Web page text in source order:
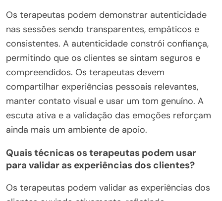
Os terapeutas podem demonstrar autenticidade
nas sessões sendo transparentes, empáticos e
consistentes. A autenticidade constrói confiança,
permitindo que os clientes se sintam seguros e
compreendidos. Os terapeutas devem
compartilhar experiências pessoais relevantes,
manter contato visual e usar um tom genuíno. A
escuta ativa e a validação das emoções reforçam
ainda mais um ambiente de apoio.
Quais técnicas os terapeutas podem usar
para validar as experiências dos clientes?
Os terapeutas podem validar as experiências dos